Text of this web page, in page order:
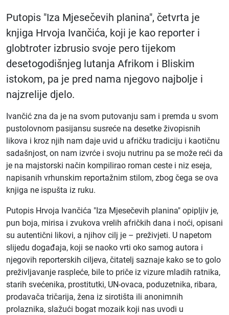
Putopis "Iza Mjesečevih planina", četvrta je
knjiga Hrvoja Ivančića, koji je kao reporter i
globtroter izbrusio svoje pero tijekom
desetogodišnjeg lutanja Afrikom i Bliskim
istokom, pa je pred nama njegovo najbolje i
najzrelije djelo.
Ivančić zna da je na svom putovanju sam i premda u svom
pustolovnom pasijansu susreće na desetke živopisnih
likova i kroz njih nam daje uvid u afričku tradiciju i kaotičnu
sadašnjost, on nam izvrće i svoju nutrinu pa se može reći da
je na majstorski način kompilirao roman ceste i niz eseja,
napisanih vrhunskim reportažnim stilom, zbog čega se ova
knjiga ne ispušta iz ruku.
Putopis Hrvoja Ivančića "Iza Mjesečevih planina" opipljiv je,
pun boja, mirisa i zvukova vrelih afričkih dana i noći, opisani
su autentični likovi, a njihov cilj je – preživjeti. U napetom
slijedu događaja, koji se naoko vrti oko samog autora i
njegovih reporterskih ciljeva, čitatelj saznaje kako se to golo
preživljavanje raspleće, bile to priče iz vizure mladih ratnika,
starih svećenika, prostitutki, UN-ovaca, poduzetnika, ribara,
prodavača tričarija, žena iz sirotišta ili anonimnih
prolaznika, slažući bogat mozaik koji nas uvodi u